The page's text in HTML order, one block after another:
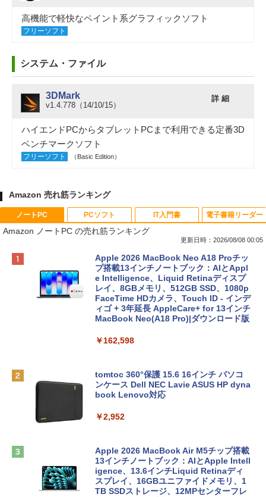
高機能で軽快なペイント系グラフィックソフト
フリーソフト
システム・ファイル
3DMark
v1.4.778（14/10/15）
詳 細
ハイエンドPCからタブレットPCまで利用できる定番3D
ベンチマークソフト
フリーソフト （Basic Edition）
Amazon 売れ筋ランキング
ノートPC
Amazon ノートPC の売れ筋ランキング
更新日時：2026/08/08 00:05
Apple 2026 MacBook Neo A18 Proチッ
プ搭載13インチノートブック：AIとAppl
e Intelligence、Liquid Retinaディスプ
レイ、8GBメモリ、512GB SSD、1080p
FaceTime HDカメラ、Touch ID - インデ
ィゴ + 3年延長 AppleCare+ for 13インチ
MacBook Neo(A18 Pro)|ダウンロード版
￥162,598
tomtoc 360°保護 15.6 16インチ パソコ
ンケース Dell NEC Lavie ASUS HP dyna
book Lenovo対応
￥2,952
Apple 2026 MacBook Air M5チップ搭載
13インチノートブック：AIとApple Intell
igence、13.6インチLiquid Retinaディ
スプレイ、16GBユニファイドメモリ、1
TB SSDストレージ、12MPセンターフレ
PCソフト IT入門書 電子書籍リーダー